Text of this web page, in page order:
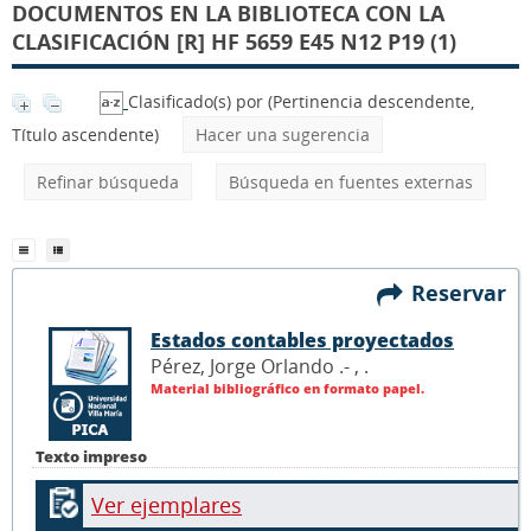
DOCUMENTOS EN LA BIBLIOTECA CON LA
CLASIFICACIÓN [R] HF 5659 E45 N12 P19 (1)
Clasificado(s) por (Pertinencia descendente,
Título ascendente)
Hacer una sugerencia
Refinar búsqueda Búsqueda en fuentes externas
Reservar
Texto impreso
Estados contables proyectados
Pérez, Jorge Orlando .- , .
Material bibliográfico en formato papel.
Ver ejemplares